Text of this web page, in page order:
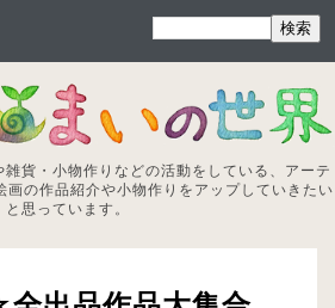
貨・小物作りなどの活動をしている、アーテ
画の作品紹介や小物作りをアップしていきたい
と思っています。